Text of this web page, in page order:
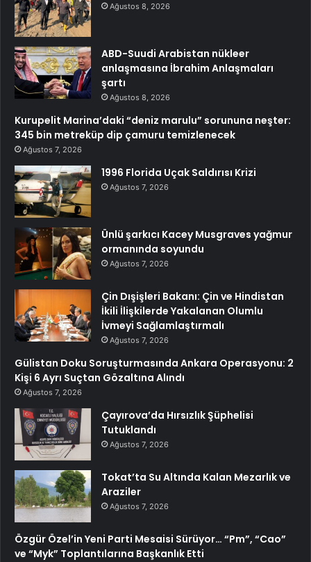
Ağustos 8, 2026
ABD-Suudi Arabistan nükleer
anlaşmasına İbrahim Anlaşmaları
şartı
Ağustos 8, 2026
Kurupelit Marina’daki “deniz marulu” sorununa neşter:
345 bin metreküp dip çamuru temizlenecek
Ağustos 7, 2026
1996 Florida Uçak Saldırısı Krizi
Ağustos 7, 2026
Ünlü şarkıcı Kacey Musgraves yağmur
ormanında soyundu
Ağustos 7, 2026
Çin Dışişleri Bakanı: Çin ve Hindistan
İkili İlişkilerde Yakalanan Olumlu
İvmeyi Sağlamlaştırmalı
Ağustos 7, 2026
Gülistan Doku Soruşturmasında Ankara Operasyonu: 2
Kişi 6 Ayrı Suçtan Gözaltına Alındı
Ağustos 7, 2026
Çayırova’da Hırsızlık Şüphelisi
Tutuklandı
Ağustos 7, 2026
Tokat’ta Su Altında Kalan Mezarlık ve
Araziler
Ağustos 7, 2026
Özgür Özel’in Yeni Parti Mesaisi Sürüyor… “Pm”, “Cao”
ve “Myk” Toplantılarına Başkanlık Etti